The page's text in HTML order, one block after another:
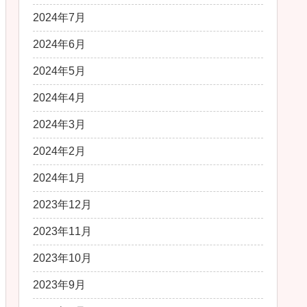
2024年7月
2024年6月
2024年5月
2024年4月
2024年3月
2024年2月
2024年1月
2023年12月
2023年11月
2023年10月
2023年9月